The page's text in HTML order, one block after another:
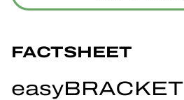
FACTSHEET
easyBRACKET